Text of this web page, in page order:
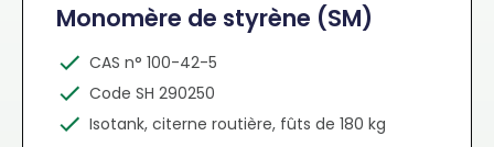
Monomère de styrène (SM)
CAS n° 100-42-5
Code SH 290250
Isotank, citerne routière, fûts de 180 kg